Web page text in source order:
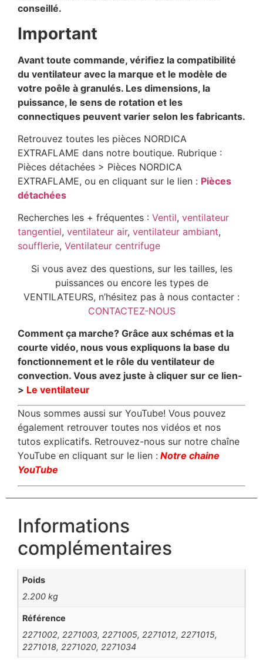
conseillé.
Important
Avant toute commande, vérifiez la compatibilité
du ventilateur avec la marque et le modèle de
votre poêle à granulés. Les dimensions, la
puissance, le sens de rotation et les
connectiques peuvent varier selon les fabricants.
Retrouvez toutes les pièces NORDICA
EXTRAFLAME dans notre boutique. Rubrique :
Pièces détachées > Pièces NORDICA
EXTRAFLAME, ou en cliquant sur le lien : Pièces
détachées
Recherches les + fréquentes : Ventil, ventilateur
tangentiel, ventilateur air, ventilateur ambiant,
soufflerie, Ventilateur centrifuge
Si vous avez des questions, sur les tailles, les
puissances ou encore les types de
VENTILATEURS, n’hésitez pas à nous contacter :
CONTACTEZ-NOUS
Comment ça marche? Grâce aux schémas et la
courte vidéo, nous vous expliquons la base du
fonctionnement et le rôle du ventilateur de
convection. Vous avez juste à cliquer sur ce lien-
> Le ventilateur
Nous sommes aussi sur YouTube! Vous pouvez
également retrouver toutes nos vidéos et nos
tutos explicatifs. Retrouvez-nous sur notre chaîne
YouTube en cliquant sur le lien : Notre chaine
YouTube
Informations
complémentaires
Poids
2.200 kg
Référence
2271002, 2271003, 2271005, 2271012, 2271015,
2271018, 2271020, 2271034